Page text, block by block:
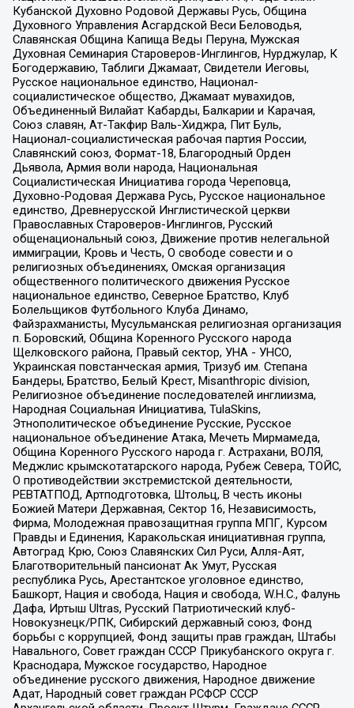
Кубанской Духовно Родовой Державы Русь, Община
Духовного Управления Асгардской Веси Беловодья,
Славянская Община Капища Веды Перуна, Мужская
Духовная Семинария Староверов-Инглингов, Нурджулар, К
Богодержавию, Таблиги Джамаат, Свидетели Иеговы,
Русское национальное единство, Национал-
социалистическое общество, Джамаат мувахидов,
Объединенный Вилайат Кабарды, Балкарии и Карачая,
Союз славян, Ат-Такфир Валь-Хиджра, Пит Буль,
Национал-социалистическая рабочая партия России,
Славянский союз, Формат-18, Благородный Орден
Дьявола, Армия воли народа, Национальная
Социалистическая Инициатива города Череповца,
Духовно-Родовая Держава Русь, Русское национальное
единство, Древнерусской Инглистической церкви
Православных Староверов-Инглингов, Русский
общенациональный союз, Движение против нелегальной
иммиграции, Кровь и Честь, О свободе совести и о
религиозных объединениях, Омская организация
общественного политического движения Русское
национальное единство, Северное Братство, Клуб
Болельщиков Футбольного Клуба Динамо,
Файзрахманисты, Мусульманская религиозная организация
п. Боровский, Община Коренного Русского народа
Щелковского района, Правый сектор, УНА - УНСО,
Украинская повстанческая армия, Тризуб им. Степана
Бандеры, Братство, Белый Крест, Misanthropic division,
Религиозное объединение последователей инглиизма,
Народная Социальная Инициатива, TulaSkins,
Этнополитическое объединение Русские, Русское
национальное объединение Атака, Мечеть Мирмамеда,
Община Коренного Русского народа г. Астрахани, ВОЛЯ,
Меджлис крымскотатарского народа, Рубеж Севера, ТОЙС,
О противодействии экстремистской деятельности,
РЕВТАТПОД, Артподготовка, Штольц, В честь иконы
Божией Матери Державная, Сектор 16, Независимость,
Фирма, Молодежная правозащитная группа МПГ, Курсом
Правды и Единения, Каракольская инициативная группа,
Автоград Крю, Союз Славянских Сил Руси, Алля-Аят,
Благотворительный пансионат Ак Умут, Русская
республика Русь, Арестантское уголовное единство,
Башкорт, Нация и свобода, Нация и свобода, W.H.С., Фалунь
Дафа, Иртыш Ultras, Русский Патриотический клуб-
Новокузнецк/РПК, Сибирский державный союз, Фонд
борьбы с коррупцией, Фонд защиты прав граждан, Штабы
Навального, Совет граждан СССР Прикубанского округа г.
Краснодара, Мужское государство, Народное
объединение русского движения, Народное движение
Адат, Народный совет граждан РСФСР СССР